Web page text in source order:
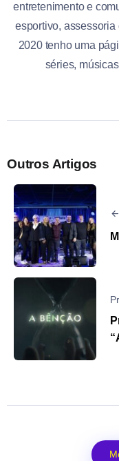
entretenimento e
esportivo,
2020 tenho uma
séries,
Outros Artigos